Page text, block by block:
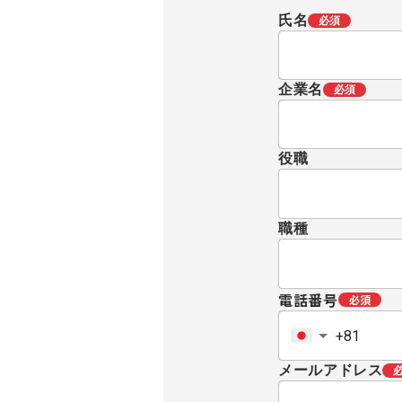
氏名 必須
企業名 必須
役職
職種
電話番号 必須
メールアドレス